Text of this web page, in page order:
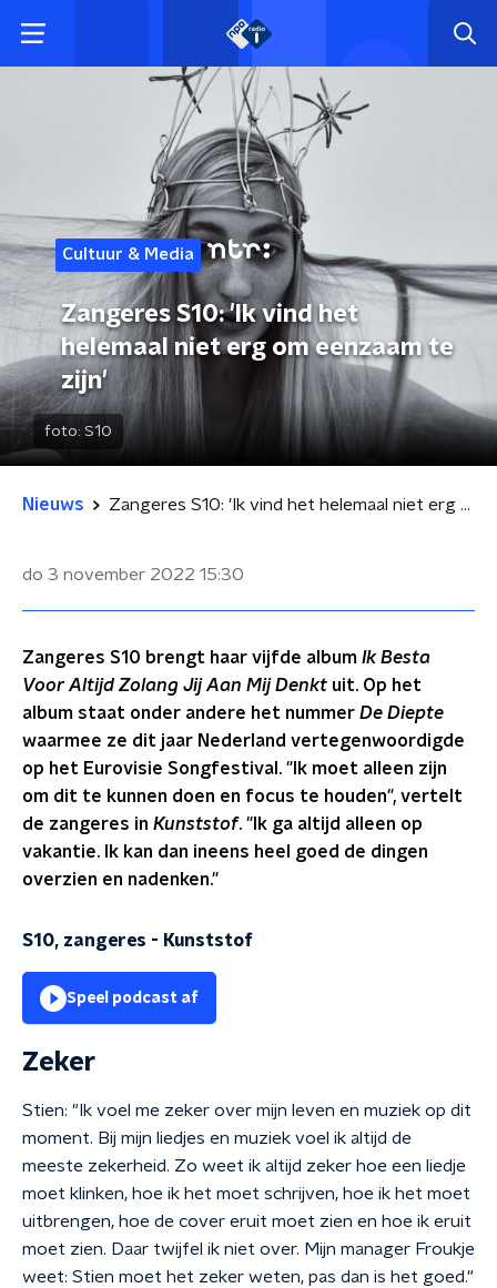
Cultuur & Media
Zangeres S10: 'Ik vind het
helemaal niet erg om eenzaam te
zijn'
foto: S10
Nieuws Zangeres S10: 'Ik vind het helemaal niet erg om eenzaam te zijn'
do 3 november 2022 15:30
Zangeres S10 brengt haar vijfde album Ik Besta
Voor Altijd Zolang Jij Aan Mij Denkt uit. Op het
album staat onder andere het nummer De Diepte
waarmee ze dit jaar Nederland vertegenwoordigde
op het Eurovisie Songfestival. "Ik moet alleen zijn
om dit te kunnen doen en focus te houden", vertelt
de zangeres in Kunststof. "Ik ga altijd alleen op
vakantie. Ik kan dan ineens heel goed de dingen
overzien en nadenken."
S10, zangeres - Kunststof
Speel podcast af
Zeker
Stien: "Ik voel me zeker over mijn leven en muziek op dit
moment. Bij mijn liedjes en muziek voel ik altijd de
meeste zekerheid. Zo weet ik altijd zeker hoe een liedje
moet klinken, hoe ik het moet schrijven, hoe ik het moet
uitbrengen, hoe de cover eruit moet zien en hoe ik eruit
moet zien. Daar twijfel ik niet over. Mijn manager Froukje
weet: Stien moet het zeker weten, pas dan is het goed."